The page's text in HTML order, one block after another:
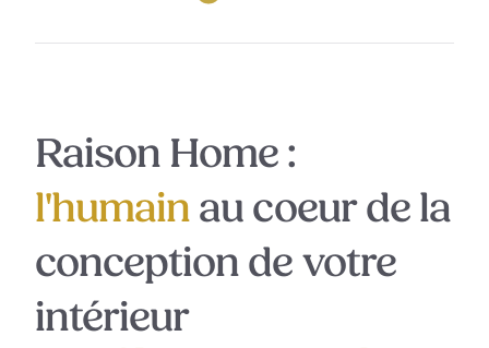
Raison Home :
l'humain au coeur de la
conception de votre
intérieur